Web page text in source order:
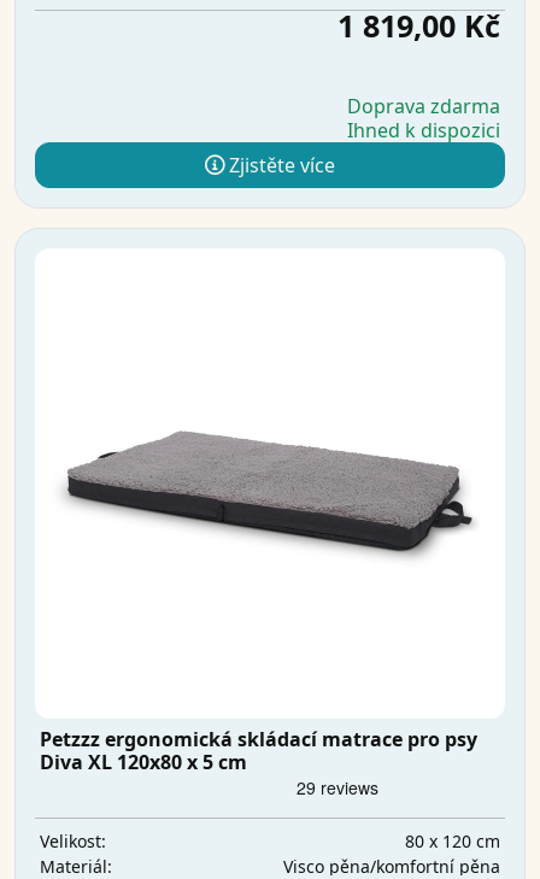
1 819,00 Kč
Doprava zdarma
Ihned k dispozici
Zjistěte více
Petzzz ergonomická skládací matrace pro psy
Diva XL 120x80 x 5 cm
Velikost:
80 x 120 cm
Materiál:
Visco pěna/komfortní pěna